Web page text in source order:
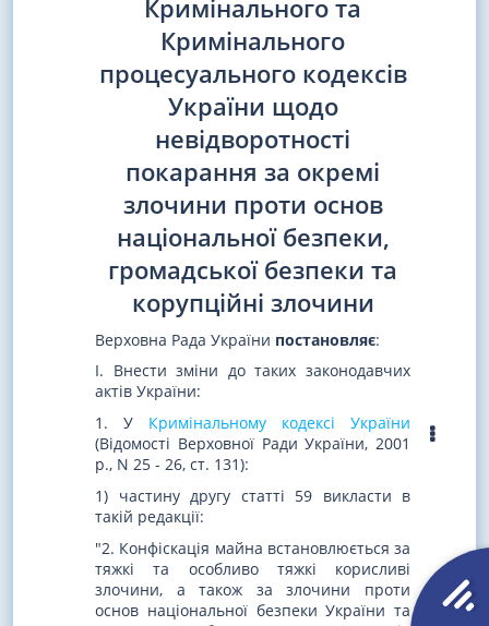
Кримінального та
Кримінального
процесуального кодексів
України щодо
невідворотності
покарання за окремі
злочини проти основ
національної безпеки,
громадської безпеки та
корупційні злочини
Верховна Рада України постановляє:
I. Внести зміни до таких законодавчих
актів України:
1. У Кримінальному кодексі України
(Відомості Верховної Ради України, 2001
р., N 25 - 26, ст. 131):
1) частину другу статті 59 викласти в
такій редакції:
"2. Конфіскація майна встановлюється за
тяжкі та особливо тяжкі корисливі
злочини, а також за злочини проти
основ національної безпеки України та